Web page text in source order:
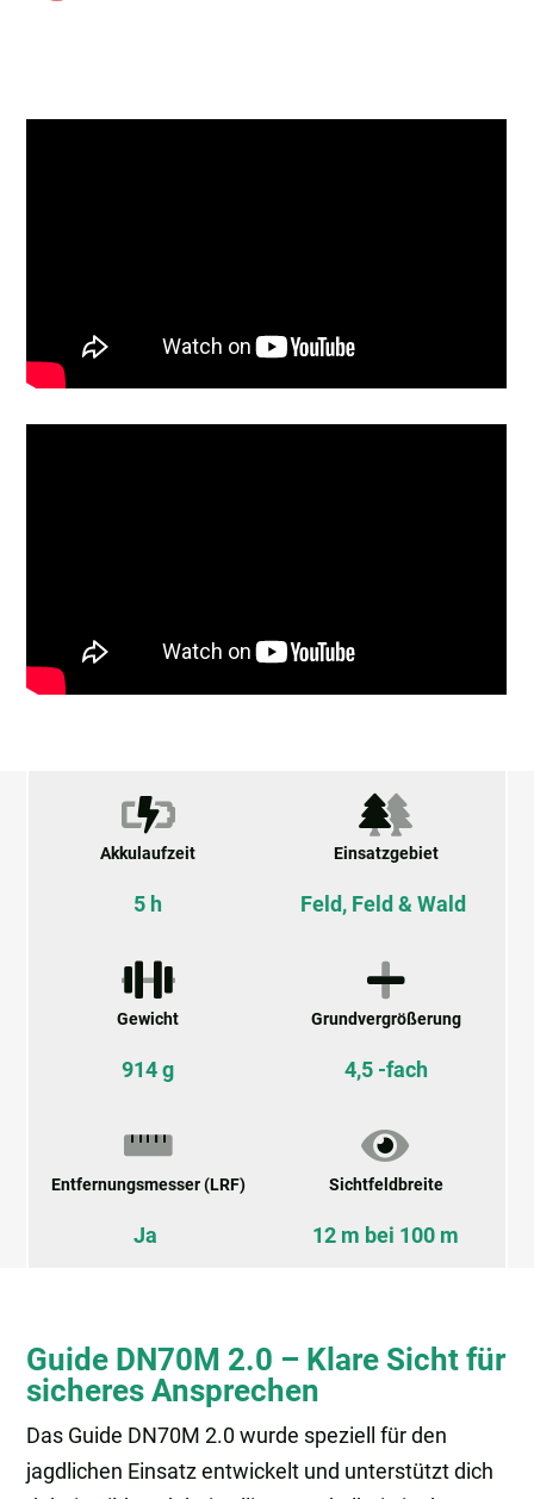
Akkulaufzeit
5 h
Einsatzgebiet
Feld, Feld & Wald
Gewicht
914 g
Grundvergrößerung
4,5 -fach
Entfernungsmesser (LRF)
Ja
Sichtfeldbreite
12 m bei 100 m
Guide DN70M 2.0 – Klare Sicht für
sicheres Ansprechen
Das Guide DN70M 2.0 wurde speziell für den
jagdlichen Einsatz entwickelt und unterstützt dich